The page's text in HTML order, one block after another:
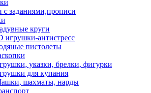
заданиями,прописи
круги
игрушки-антистресс
пистолеты
указки, брелки, фигурки
для купания
шахматы, нарды